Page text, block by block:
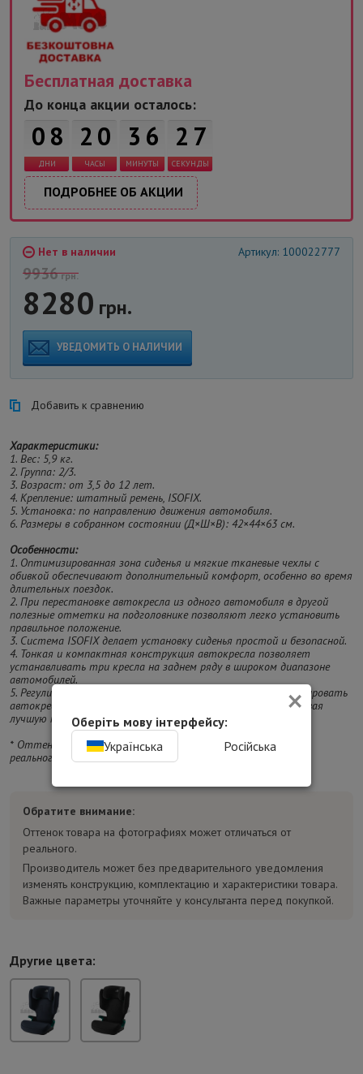
Бесплатная доставка
До конца акции осталось:
0 8
ДНИ
2 0
ЧАСЫ
3 6
МИНУТЫ
2
7
СЕКУНДЫ
ПОДРОБНЕЕ ОБ АКЦИИ
Нет в наличии Артикул: 100022777
9936грн.
8280 грн.
УВЕДОМИТЬ О НАЛИЧИИ
Добавить к сравнению
Характеристики:
1. Вес: 5,9 кг.
2. Группа: 2/3.
3. Возраст: от 3,5 до 12 лет.
4. Крепление: штатный ремень, ISOFIX.
5. Установка: по направлению движения автомобиля.
6. Размеры в собранном состоянии (Д×Ш×В): 42×44×63 см.
Особенности:
1. Оптимизированная зона сиденья и мягкие тканевые чехлы с
обивкой обеспечивают дополнительный комфорт, особенно во время
длительных поездок.
2. При перестановке автокресла из одного автомобиля в другой
полезные отметки на подголовнике позволяют легко установить
правильное положение.
3. Система ISOFIX делает установку сиденья простой и безопасной.
4. Тонкая и компактная конструкция автокресла позволяет
устанавливать три кресла на заднем ряду в широком диапазоне
автомобилей.
5. Регулируемая спинка детского кресла позволяет отрегулировать
автокресло под угол наклона сиденья автомобиля, обеспечивая
лучшую посадку и удобное положение вашего ребенка.
* Оттенок изделия на фотографии может отличаться от
реального.
Обратите внимание:
Оттенок товара на фотографиях может отличаться от
реального.
Производитель может без предварительного уведомления
изменять конструкцию, комплектацию и характеристики товара.
Важные параметры уточняйте у консультанта перед покупкой.
Другие цвета:
×
Оберіть мову інтерфейсу:
Українська
Російська